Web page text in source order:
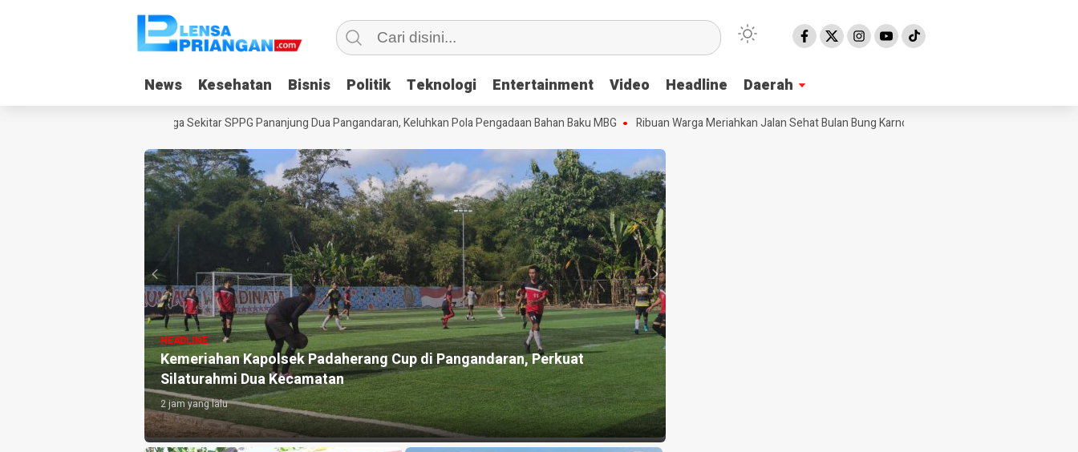
News Kesehatan Bisnis Politik Teknologi Entertainment Video Headline Daerah
News Kesehatan Bisnis Politik Teknologi Entertainment Video Headline Daerah
Warga Sekitar SPPG Pananjung Dua Pangandaran, Keluhkan Pola Pengadaan Bahan Baku MBG Ribuan Warga Meriahkan Jalan Sehat Bulan Bung Karno 2026 di Pangandaran, Edukasi
HEADLINE
Kemeriahan Kapolsek Padaherang Cup di Pangandaran, Perkuat
Silaturahmi Dua Kecamatan
2 jam yang lalu